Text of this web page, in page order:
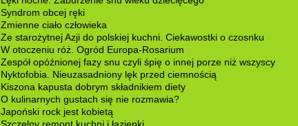
Syndrom obcej ręki
Zmienne ciało człowieka
Ze starożytnej Azji do polskiej kuchni. Ciekawostki o czosnku
W otoczeniu róż. Ogród Europa-Rosarium
Zespół opóźnionej fazy snu czyli śpię o innej porze niż wszyscy
Nyktofobia. Nieuzasadniony lęk przed ciemnością
Kiszona kapusta dobrym składnikiem diety
O kulinarnych gustach się nie rozmawia?
Japoński rock jest kobietą
Szczelny remont kuchni i łazienki